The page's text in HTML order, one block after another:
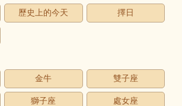
歷史上的今天 擇日
金牛 雙子座
獅子座 處女座